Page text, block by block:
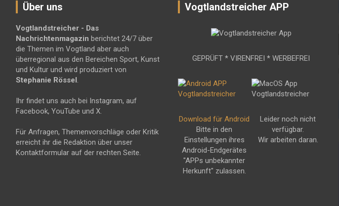
Über uns
Vogtlandstreicher - Das
Nachrichtenmagazin berichtet 24/7 über
die Themen im Vogtland aber auch
überregional aus den Bereichen Sport, Kunst
und Kultur und wird produziert von
Stephanie Rössel.
Ihr findet uns auch bei Instagram, auf
Facebook, YouTube und X.
Für Anfragen, Themenvorschläge oder Kritik
erreicht ihr die Redaktion über unser
Kontaktformular auf der rechten Seite.
Vogtlandstreicher APP
GEPRÜFT * VIRENFREI * WERBEFREI
Download für Android
Bitte in den
Einstellungen ihres
Android-Endgerätes
"APPs unbekannter
Herkunft" zulassen.
Leider noch nicht
verfügbar.
Wir arbeiten daran.